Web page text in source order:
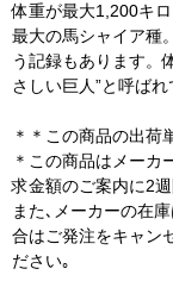
体重が最大1,200キ
最大の馬シャイア種
う記録もあります。
さしい巨人”と呼ばれ
＊＊この商品の出荷
＊この商品はメーカ
求金額のご案内に2
また､メーカーの在
合はご発注をキャン
ださい｡